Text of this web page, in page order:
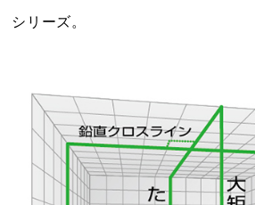
シリーズ。
日 月 火 水 木 金 土
1
3 4 5 6 7 8
10 11 12 13 14
日
6
7
14